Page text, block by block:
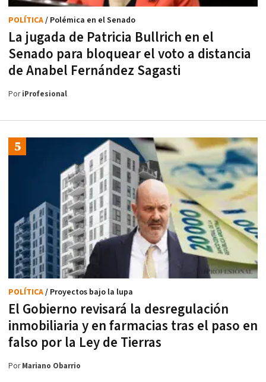
La jugada de Patricia Bullrich en el
Senado para bloquear el voto a distancia
de Anabel Fernández Sagasti
POLÍTICA/ Polémica en el Senado
PoriProfesional
El Gobierno revisará la desregulación
inmobiliaria y en farmacias tras el paso en
falso por la Ley de Tierras
POLÍTICA/ Proyectos bajo la lupa
PorMariano Obarrio